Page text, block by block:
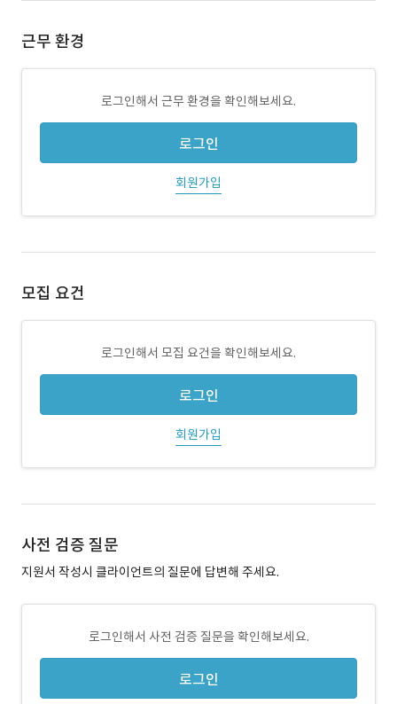
근무 환경
로그인해서 근무 환경을 확인해보세요.
로그인
회원가입
모집 요건
로그인해서 모집 요건을 확인해보세요.
로그인
회원가입
사전 검증 질문
지원서 작성시 클라이언트의 질문에 답변해 주세요.
로그인해서 사전 검증 질문을 확인해보세요.
로그인